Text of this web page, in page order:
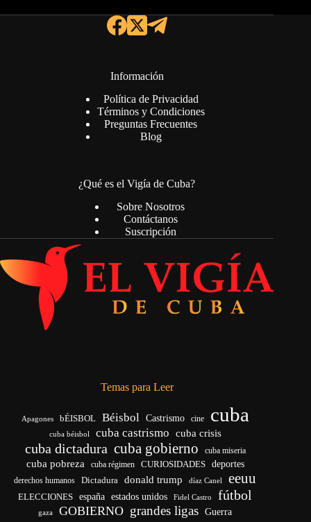
Información
Política de Privacidad
Términos y Condiciones
Preguntas Frecuentes
Blog
¿Qué es el Vigía de Cuba?
Sobre Nosotros
Contáctanos
Suscripción
Temas para Leer
Apagones bÉISBOL Béisbol Castrismo cine cuba
cuba béisbol cuba castrismo cuba crisis
cuba dictadura cuba gobierno cuba miseria
cuba pobreza cuba régimen CURIOSIDADES deportes
derechos humanos Dictadura donald trump díaz Canel eeuu
ELECCIONES españa estados unidos Fidel Castro fútbol
gaza GOBIERNO grandes ligas Guerra